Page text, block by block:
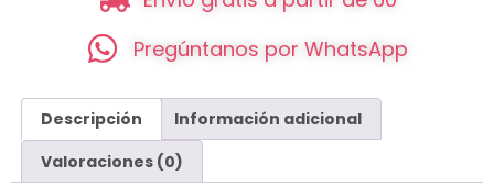
Pregúntanos por WhatsApp
Descripción
Información adicional
Valoraciones (0)